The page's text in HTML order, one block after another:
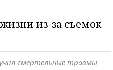
из-за съемок
смертельные травмы